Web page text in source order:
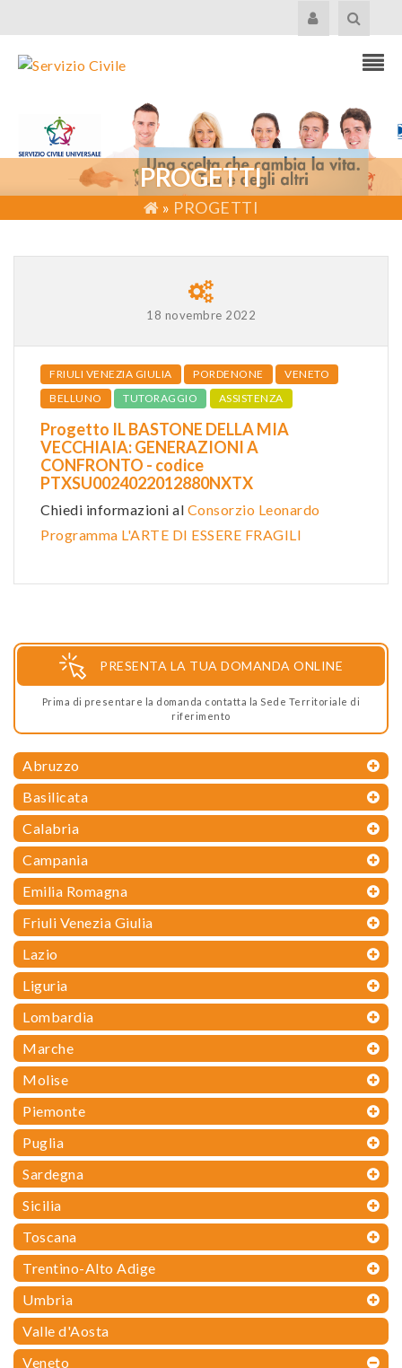
PROGETTI
» PROGETTI
18 novembre 2022
FRIULI VENEZIA GIULIA PORDENONE
VENETO
BELLUNO
TUTORAGGIO ASSISTENZA
Progetto IL BASTONE DELLA MIA
VECCHIAIA: GENERAZIONI A
CONFRONTO - codice
PTXSU0024022012880NXTX
Chiedi informazioni al Consorzio Leonardo
Programma L'ARTE DI ESSERE FRAGILI
PRESENTA LA TUA DOMANDA ONLINE
Prima di presentare la domanda contatta la Sede Territoriale di
riferimento
Abruzzo
Basilicata
Calabria
Campania
Emilia Romagna
Friuli Venezia Giulia
Lazio
Liguria
Lombardia
Marche
Molise
Piemonte
Puglia
Sardegna
Sicilia
Toscana
Trentino-Alto Adige
Umbria
Valle d'Aosta
Veneto